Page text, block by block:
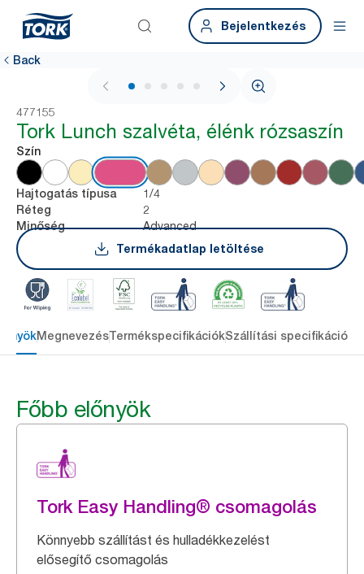
Bejelentkezés
Back
1 / 6
477155
Tork Lunch szalvéta, élénk rózsaszín
Szín
Hajtogatás típusa 1/4
Réteg 2
Minőség
Advanced
Termékadatlap letöltése
MegnevezésTermékspecifikációkSzállítási specifikációk
Főbb előnyök
Tork Easy Handling® csomagolás
Könnyebb szállítást és hulladékkezelést
elősegítő csomagolás